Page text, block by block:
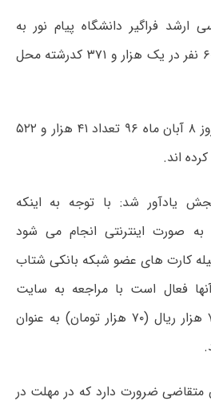
ارشد فراگیر دانشگاه پیام نور به
منظور پذیرش ۳۱ هزار و ۶۰ نفر در یک هزار و ۳۷۱ کدرشته محل
توکلی اظهار داشت: تا امروز ۸ آبان ماه ۹۶ تعداد ۴۱ هزار و ۵۲۲
اند.
یادآور شد: با توجه به اینکه
صورت اینترنتی انجام می شود
کارت های عضو شبکه بانکی شتاب
فعال است با مراجعه به سایت
سازمان سنجش، مبلغ ۷۰۰ هزار ریال (۷۰ هزار تومان) به عنوان
متقاضی ضرورت دارد که در مهلت در